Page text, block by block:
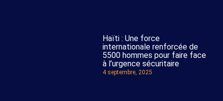
Haïti : Une force
internationale renforcée de
5500 hommes pour faire face
à l’urgence sécuritaire
4 septembre, 2025